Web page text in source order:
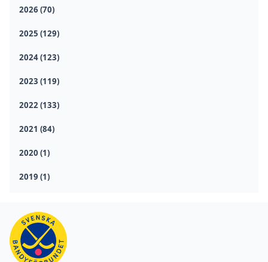
2026 (70)
2025 (129)
2024 (123)
2023 (119)
2022 (133)
2021 (84)
2020 (1)
2019 (1)